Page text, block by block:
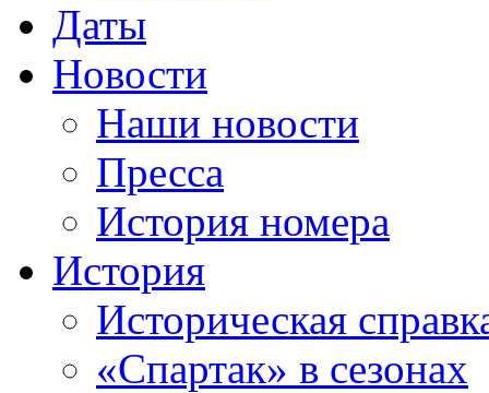
Даты
Новости
Наши новости
Пресса
История номера
История
Историческая
«Спартак» в сезонах